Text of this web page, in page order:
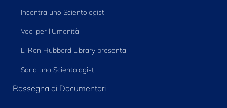
Incontra uno Scientologist
Voci per l’Umanità
L. Ron Hubbard Library presenta
Sono uno Scientologist
Rassegna di Documentari